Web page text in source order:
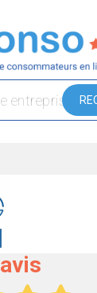
avis